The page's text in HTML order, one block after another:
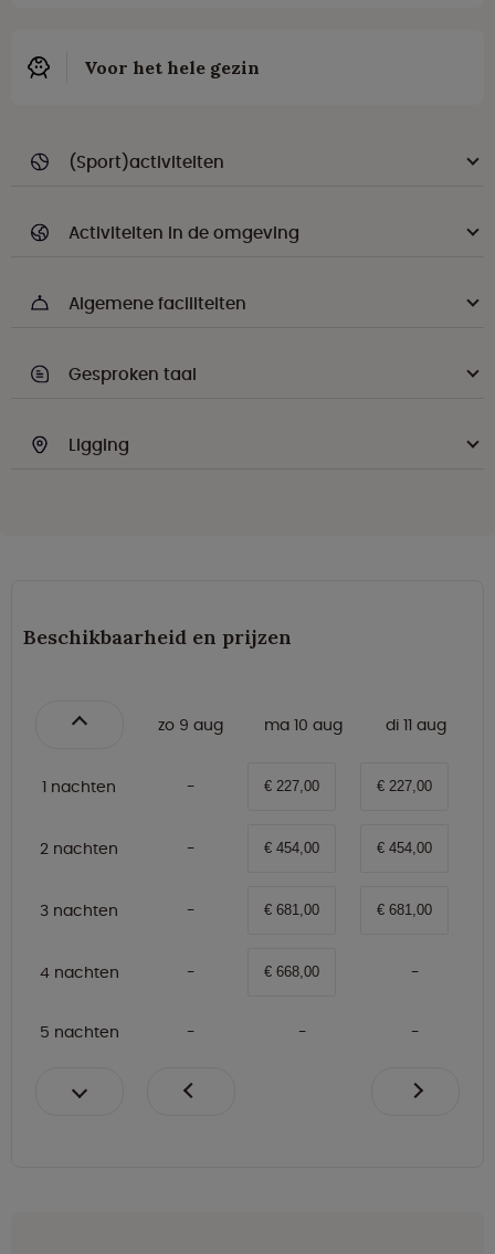
Voor het hele gezin
(Sport)activiteiten
Activiteiten in de omgeving
Algemene faciliteiten
Gesproken taal
Ligging
Beschikbaarheid en prijzen
zo 9 aug ma 10 aug di 11 aug
1 nachten € 227,00 € 227,00
2 nachten € 454,00 € 454,00
3 nachten € 681,00 € 681,00
4 nachten € 668,00
5 nachten